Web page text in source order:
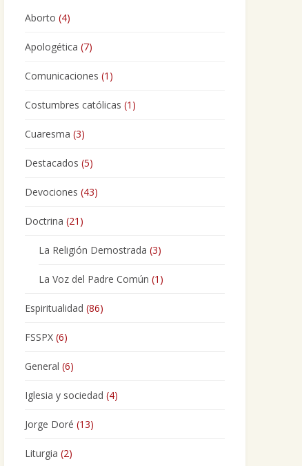
Aborto (4)
Apologética (7)
Comunicaciones (1)
Costumbres católicas (1)
Cuaresma (3)
Destacados (5)
Devociones (43)
Doctrina (21)
La Religión Demostrada (3)
La Voz del Padre Común (1)
Espiritualidad (86)
FSSPX (6)
General (6)
Iglesia y sociedad (4)
Jorge Doré (13)
Liturgia (2)